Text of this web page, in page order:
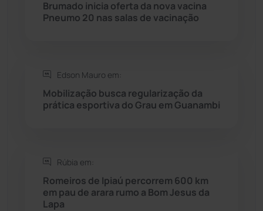
Rio do Pires
Seabra
Sudoeste Baiano (1530)
Brumado inicia oferta da nova vacina
Pneumo 20 nas salas de vacinação
Edson Mauro em:
Mobilização busca regularização da
prática esportiva do Grau em Guanambi
Rúbia em:
Romeiros de Ipiaú percorrem 600 km
em pau de arara rumo a Bom Jesus da
Lapa